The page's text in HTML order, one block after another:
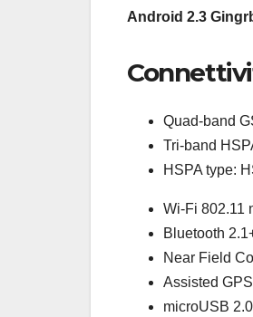
Android 2.3
Quad-band
Tri-band
HSPA type:
Wi-Fi 802.11
Bluetooth
Near Field
Assisted
microUSB 2.0